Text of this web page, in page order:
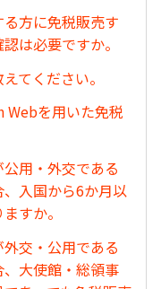
方に免税販売す
は必要ですか。
てください。
Webを用いた免税
用・外交である
入国から6か月以
すか。
交・公用である
大使館・総領事